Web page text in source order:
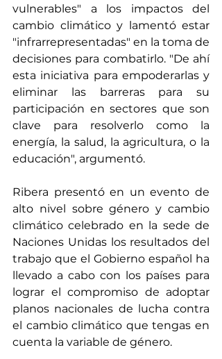
vulnerables" a los impactos del
cambio climático y lamentó estar
"infrarrepresentadas" en la toma de
decisiones para combatirlo. "De ahí
esta iniciativa para empoderarlas y
eliminar las barreras para su
participación en sectores que son
clave para resolverlo como la
energía, la salud, la agricultura, o la
educación", argumentó.
Ribera presentó en un evento de
alto nivel sobre género y cambio
climático celebrado en la sede de
Naciones Unidas los resultados del
trabajo que el Gobierno español ha
llevado a cabo con los países para
lograr el compromiso de adoptar
planos nacionales de lucha contra
el cambio climático que tengas en
cuenta la variable de género.